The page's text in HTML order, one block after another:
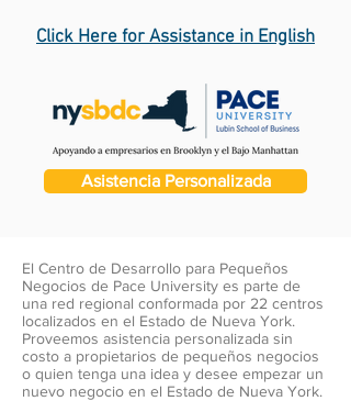
Click Here for Assistance in English
Asistencia Personalizada
El Centro de Desarrollo para Pequeños
Negocios de Pace University es parte de
una red regional conformada por 22 centros
localizados en el Estado de Nueva York.
Proveemos asistencia personalizada sin
costo a propietarios de pequeños negocios
o quien tenga una idea y desee empezar un
nuevo negocio en el Estado de Nueva York.